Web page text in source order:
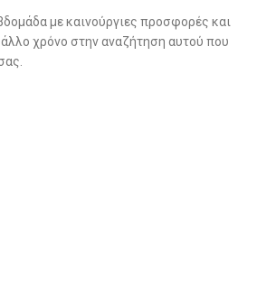
με καινούργιες προσφορές και
χρόνο στην αναζήτηση αυτού που